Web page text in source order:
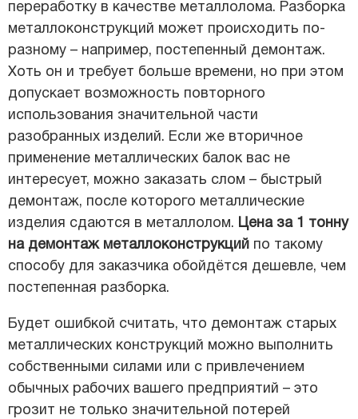
переработку в качестве металлолома. Разборка
металлоконструкций может происходить по-
разному – например, постепенный демонтаж.
Хоть он и требует больше времени, но при этом
допускает возможность повторного
использования значительной части
разобранных изделий. Если же вторичное
применение металлических балок вас не
интересует, можно заказать слом – быстрый
демонтаж, после которого металлические
изделия сдаются в металлолом. Цена за 1 тонну
на демонтаж металлоконструкций по такому
способу для заказчика обойдётся дешевле, чем
постепенная разборка.
Будет ошибкой считать, что демонтаж старых
металлических конструкций можно выполнить
собственными силами или с привлечением
обычных рабочих вашего предприятий – это
грозит не только значительной потерей